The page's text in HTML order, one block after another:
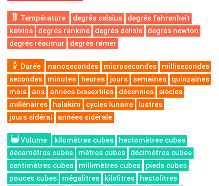
Température degrés celsius
degrés fahrenheit
kelvins
degrés rankine degrés delisle
degrés newton
degrés réaumur
degrés rømer
Durée nanosecondes microsecondes
millisecondes
secondes
minutes heures jours semaines
quinzaines
mois
ans années bissextiles décennies
siècles
millénaires
halakim cycles lunaire
lustres
jours sidéral
années sidérale
Volume kilomètres cubes
hectomètres cubes
décamètres cubes
mètres cubes
décimètres cubes
centimètres cubes
millimètres cubes
pieds cubes
pouces cubes
mégalitres kilolitres
hectolitres